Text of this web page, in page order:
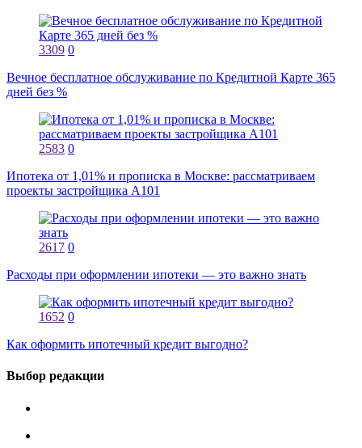
3309 0
Вечное бесплатное обслуживание по Кредитной Карте 365
дней без %
2583 0
Ипотека от 1,01% и прописка в Москве: рассматриваем
проекты застройщика А101
2617 0
Расходы при оформлении ипотеки — это важно знать
1652 0
Как оформить ипотечный кредит выгодно?
Выбор редакции